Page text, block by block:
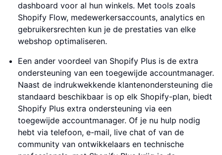
dashboard voor al hun winkels. Met tools zoals
Shopify Flow, medewerkersaccounts, analytics en
gebruikersrechten kun je de prestaties van elke
webshop optimaliseren.
Een ander voordeel van Shopify Plus is de extra
ondersteuning van een toegewijde accountmanager.
Naast de indrukwekkende klantenondersteuning die
standaard beschikbaar is op elk Shopify-plan, biedt
Shopify Plus extra ondersteuning via een
toegewijde accountmanager. Of je nu hulp nodig
hebt via telefoon, e-mail, live chat of van de
community van ontwikkelaars en technische